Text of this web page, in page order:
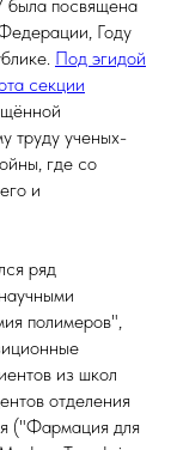
была посвящена
Году
Под эгидой
секции
труду ученых-
где со
и
ряд
полимеров",
из школ
отделения
("Фармация для